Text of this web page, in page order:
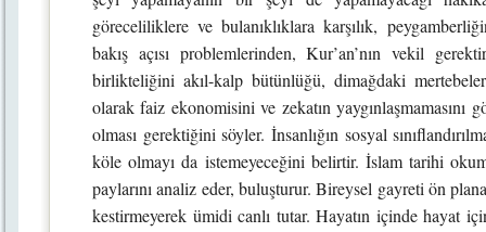
göreceliliklere ve bulanıklıklara karşılık,
bakış açısı problemlerinden, Kur’an’nın vekil
birlikteliğini akıl-kalp bütünlüğü, dimağdaki
olarak faiz ekonomisini ve zekatın
olması gerektiğini söyler. İnsanlığın sosyal
köle olmayı da istemeyeceğini belirtir. İslam tarihi
paylarını analiz eder, buluşturur. Bireysel gayreti ön
kestirmeyerek ümidi canlı tutar. Hayatın içinde hayat